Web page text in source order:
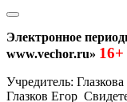
Электронное
www.vechor.ru» 16+
Учредитель:
Глазков Егор